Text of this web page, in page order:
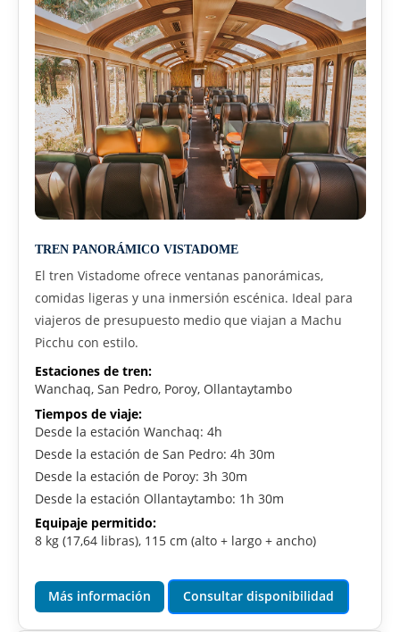
TREN PANORÁMICO VISTADOME
El tren Vistadome ofrece ventanas panorámicas,
comidas ligeras y una inmersión escénica. Ideal para
viajeros de presupuesto medio que viajan a Machu
Picchu con estilo.
Estaciones de tren:
Wanchaq, San Pedro, Poroy, Ollantaytambo
Tiempos de viaje:
Desde la estación Wanchaq: 4h
Desde la estación de San Pedro: 4h 30m
Desde la estación de Poroy: 3h 30m
Desde la estación Ollantaytambo: 1h 30m
Equipaje permitido:
8 kg (17,64 libras), 115 cm (alto + largo + ancho)
Más información Consultar disponibilidad